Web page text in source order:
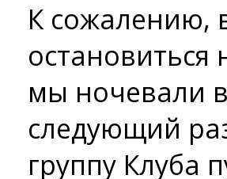
К сожалению,
остановиться
мы ночевали
следующий
группу Клуба